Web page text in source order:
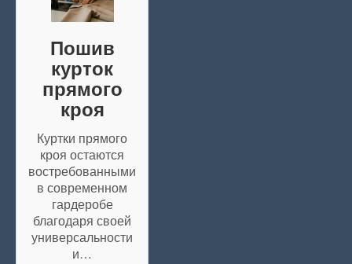
Пошив
курток
прямого
кроя
Куртки прямого
кроя остаются
востребованными
в современном
гардеробе
благодаря своей
универсальности
и…